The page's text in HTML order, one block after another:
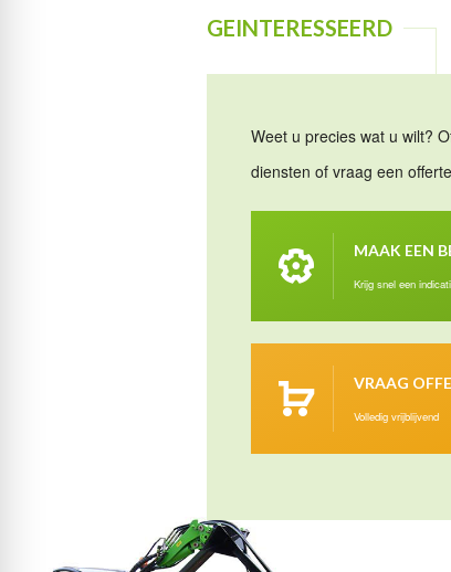
GEINTERESSEERD
Weet u precies wat u wilt?
diensten of vraag een
MAAK EEN
Krijg snel een
VRAAG
Volledig vrijblijvend